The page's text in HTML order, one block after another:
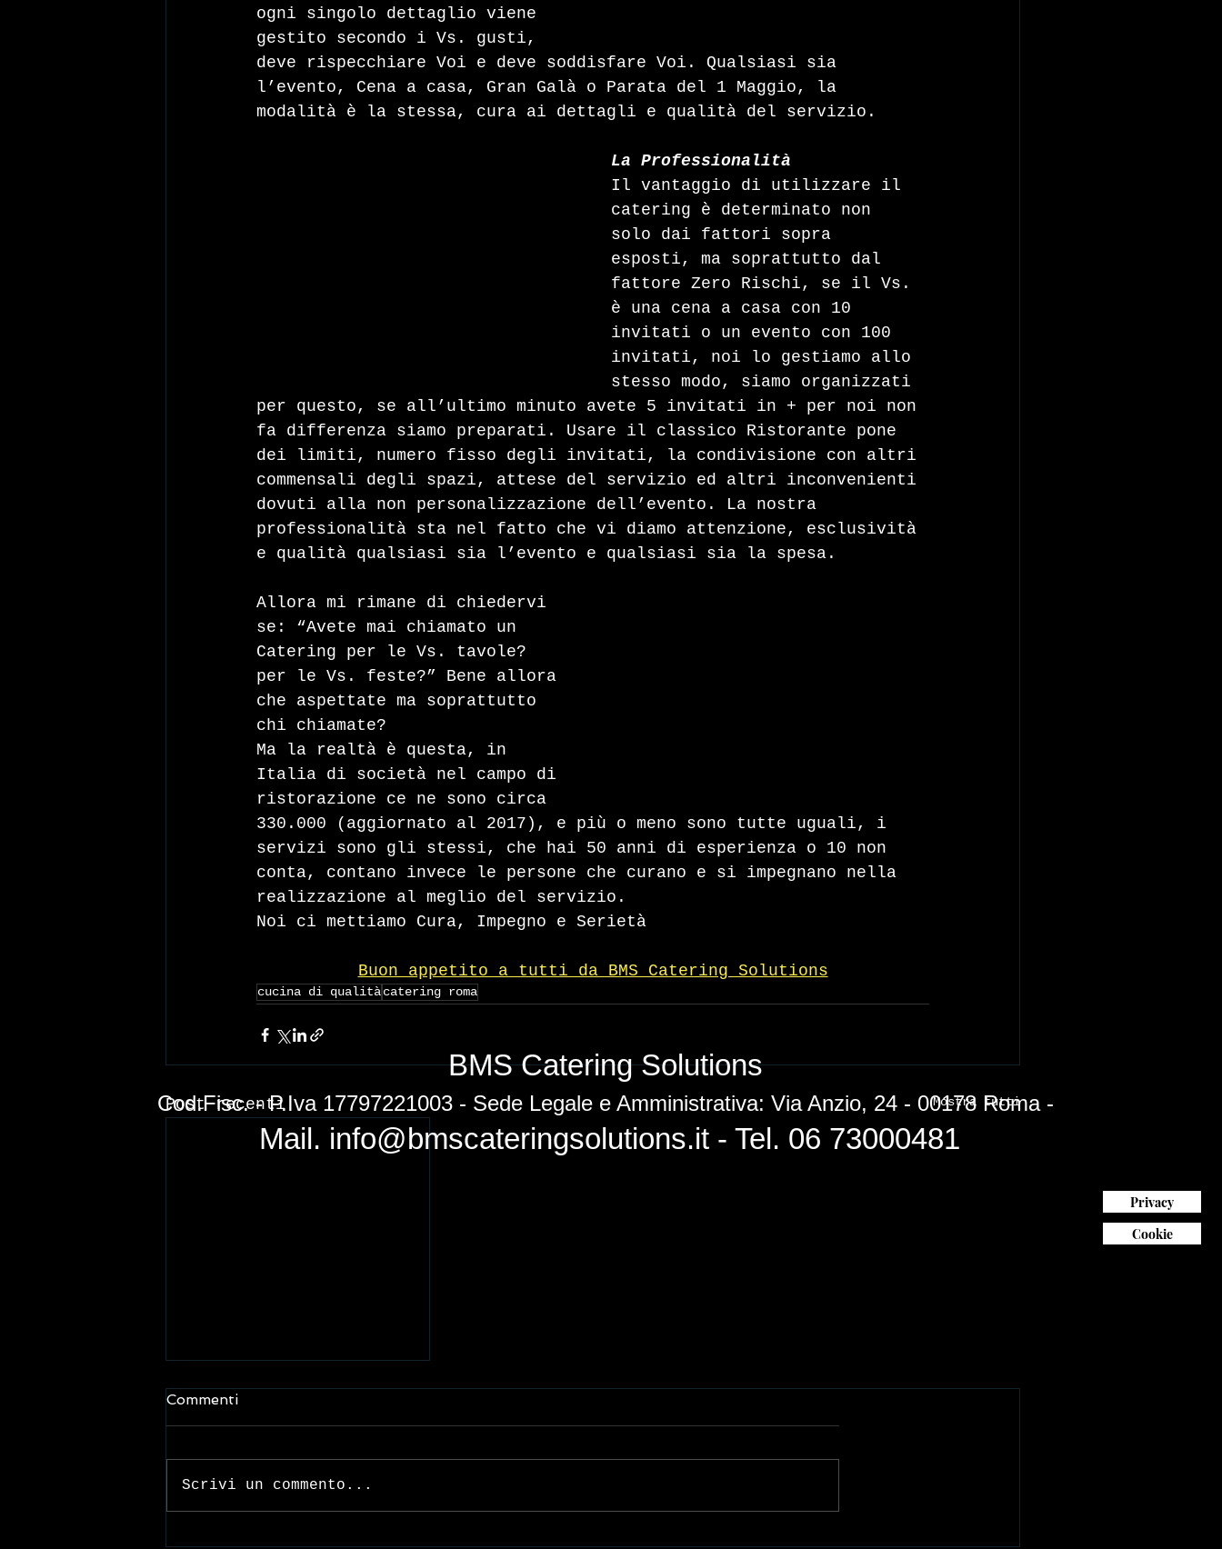
ogni singolo dettaglio viene
gestito secondo i Vs. gusti,
deve rispecchiare Voi e deve soddisfare Voi. Qualsiasi sia
l’evento, Cena a casa, Gran Galà o Parata del 1 Maggio, la
modalità è la stessa, cura ai dettagli e qualità del servizio.
La Professionalità
Il vantaggio di utilizzare il
catering è determinato non
solo dai fattori sopra
esposti, ma soprattutto dal
fattore Zero Rischi, se il Vs.
è una cena a casa con 10
invitati o un evento con 100
invitati, noi lo gestiamo allo
stesso modo, siamo organizzati
per questo, se all’ultimo minuto avete 5 invitati in + per noi non
fa differenza siamo preparati. Usare il classico Ristorante pone
dei limiti, numero fisso degli invitati, la condivisione con altri
commensali degli spazi, attese del servizio ed altri inconvenienti
dovuti alla non personalizzazione dell’evento. La nostra
professionalità sta nel fatto che vi diamo attenzione, esclusività
e qualità qualsiasi sia l’evento e qualsiasi sia la spesa.
Allora mi rimane di chiedervi
se: “Avete mai chiamato un
Catering per le Vs. tavole?
per le Vs. feste?” Bene allora
che aspettate ma soprattutto
chi chiamate?
Ma la realtà è questa, in
Italia di società nel campo di
ristorazione ce ne sono circa
330.000 (aggiornato al 2017), e più o meno sono tutte uguali, i
servizi sono gli stessi, che hai 50 anni di esperienza o 10 non
conta, contano invece le persone che curano e si impegnano nella
realizzazione al meglio del servizio.
Noi ci mettiamo Cura, Impegno e Serietà
Buon appetito a tutti da BMS Catering Solutions
cucina di qualitàcatering roma
Post recenti Mostra tutti
Commenti
Scrivi un commento...
BMS Catering Solutions
Cod.Fisc. - P.Iva 17797221003 - Sede Legale e Amministrativa: Via Anzio, 24 - 00178 Roma -
Mail. info@bmscateringsolutions.it - Tel. 06 73000481
Privacy
Cookie